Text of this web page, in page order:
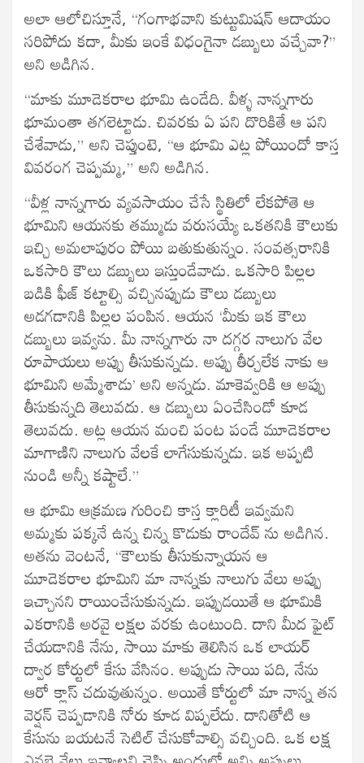
అలా ఆలోచిస్తూనే, “గంగాభవాని కుట్టుమిషన్ ఆదాయం
సరిపోదు కదా, మీకు ఇంకే విధంగైనా డబ్బులు వచ్చేవా?”
అని అడిగిన.
“మాకు మూడెకరాల భూమి ఉండేది. వీళ్ళ నాన్నగారు
భూమంతా తగలెట్టాడు. చివరకు ఏ పని దొరికితే ఆ పని
చేశేవాడు,” అని చెప్తుంటె, “ఆ భూమి ఎట్ల పోయిందో కాస్త
వివరంగ చెప్పమ్మ,” అని అడిగిన.
“వీళ్ల నాన్నగారు వ్యవసాయం చేసే స్థితిలో లేకపోతె ఆ
భూమిని ఆయనకు తమ్ముడు వరుసయ్యే ఒకతనికి కౌలుకు
ఇచ్చి అమలాపురం పోయి బతుకుతున్నం. సంవత్సరానికి
ఒకసారి కౌలు డబ్బులు ఇస్తుండేవాడు. ఒకసారి పిల్లల
బడికి ఫీజ్ కట్టాల్సి వచ్చినప్పుడు కౌలు డబ్బులు
అడగడానికి పిల్లల పంపిన. ఆయన ‘మీకు ఇక కౌలు
డబ్బులు ఇవ్వను. మీ నాన్నగారు నా దగ్గర నాలుగు వేల
రూపాయలు అప్పు తీసుకున్నడు. అప్పు తీర్చలేక నాకు ఆ
భూమిని అమ్మేశాడు’ అని అన్నడు. మాకెవ్వరికి ఆ అప్పు
తీసుకున్నది తెలువదు. ఆ డబ్బులు ఏంచేసిండో కూడ
తెలువదు. అట్ల ఆయన మంచి పంట పండే మూడెకరాల
మాగాణిని నాలుగు వేలకే లాగేసుకున్నడు. ఇక అప్పటి
నుండి అన్నీ కష్టాలే.”
ఆ భూమి ఆక్రమణ గురించి కాస్త క్లారిటీ ఇవ్వమని
అమ్మకు పక్కనే ఉన్న చిన్న కొడుకు రాందేవ్ ను అడిగిన.
అతను వెంటనే, “కౌలుకు తీసుకున్నాయన ఆ
మూడెకరాల భూమిని మా నాన్నకు నాలుగు వేలు అప్పు
ఇచ్చానని రాయించేసుకున్నడు. ఇప్పుడయితే ఆ భూమికి
ఎకరానికి అరవై లక్షల వరకు ఉంటుంది. దాని మీద ఫైట్
చేయడానికి నేను, సాయి మాకు తెలిసిన ఒక లాయర్
ద్వార కోర్టులో కేసు వేసినం. అప్పుడు సాయి పది, నేను
ఆరో క్లాస్ చదువుతున్నం. అయితే కోర్టులో మా నాన్న తన
వెర్షన్ చెప్పడానికి నోరు కూడ విప్పలేదు. దానితోటి ఆ
కేసును బయటనే సెటిల్ చేసుకోవాల్సి వచ్చింది. ఒక లక్ష